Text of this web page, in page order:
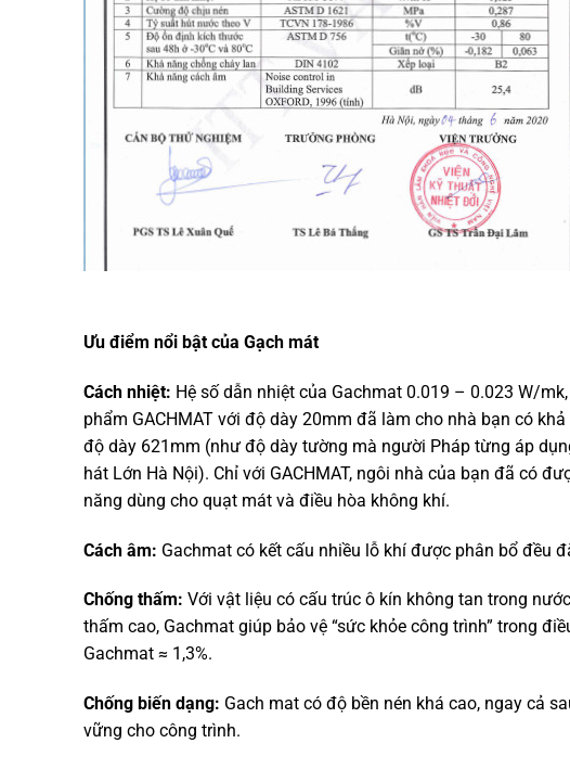
Ưu điểm nổi bật của Gạch mát
Cách nhiệt: Hệ số dẫn nhiệt của Gachmat 0.019 – 0.023 W/
phẩm GACHMAT với độ dày 20mm đã làm cho nhà bạn có
độ dày 621mm (như độ dày tường mà người Pháp từng áp
hát Lớn Hà Nội). Chỉ với GACHMAT, ngôi nhà của bạn đã có
năng dùng cho quạt mát và điều hòa không khí.
Cách âm: Gachmat có kết cấu nhiều lỗ khí được phân bổ đều
Chống thấm: Với vật liệu có cấu trúc ô kín không tan trong
thấm cao, Gachmat giúp bảo vệ “sức khỏe công trình” trong
Gachmat ≈ 1,3%.
Chống biến dạng: Gach mat có độ bền nén khá cao, ngay cả
vững cho công trình.